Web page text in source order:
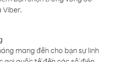
Viber.
mang đến cho bạn sự linh